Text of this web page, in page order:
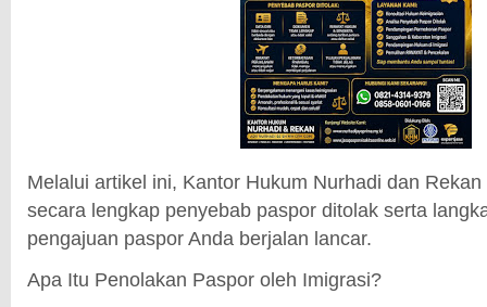
Melalui artikel ini, Kantor Hukum Nurhadi dan
secara lengkap penyebab paspor ditolak serta
pengajuan paspor Anda berjalan lancar.
Apa Itu Penolakan Paspor oleh Imigrasi?